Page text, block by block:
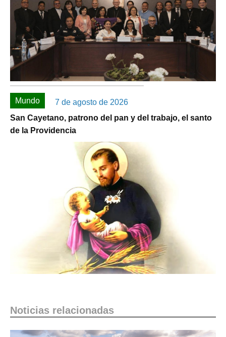
Mundo
7 de agosto de 2026
San Cayetano, patrono del pan y del trabajo, el santo
de la Providencia
Noticias relacionadas